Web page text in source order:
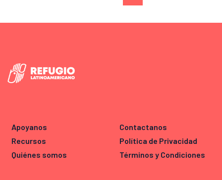
Apoyanos
Recursos
Quiénes somos
Contactanos
Política de Privacidad
Términos y Condiciones